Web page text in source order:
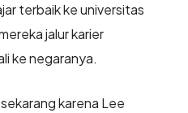
terbaik ke universitas
jalur karier
ke negaranya.
karena Lee